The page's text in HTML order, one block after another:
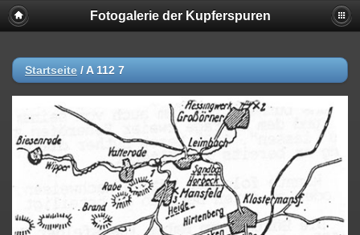
Fotogalerie der Kupferspuren
Startseite / A 112 7